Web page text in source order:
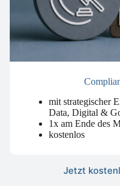
mit strategischer
Data, Digital &
1x am Ende des